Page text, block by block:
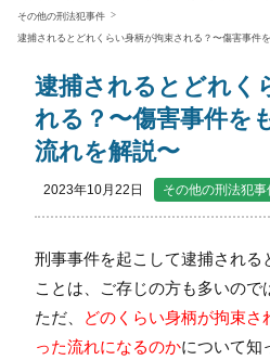
その他の刑法犯事件
逮捕されるとどれくらい身柄が拘束される？〜傷害事件
逮捕されるとどれく
れる？〜傷害事件を
流れを解説〜
2023年10月22日 その他の刑法犯事
刑事事件を起こして逮捕される
ことは、ご存じの方も多いので
ただ、
どのくらい身柄が拘束さ
った流れになるのかについて知